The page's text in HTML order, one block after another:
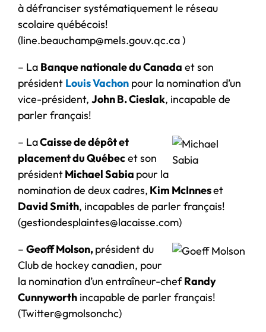
à défranciser systématiquement le réseau
scolaire québécois!
(line.beauchamp@mels.gouv.qc.ca )
– La Banque nationale du Canada et son
président Louis Vachon pour la nomination d’un
vice-président, John B. Cieslak, incapable de
parler français!
– LaCaisse de dépôt et
placement du Québecet son
présidentMichael Sabia pour la
nomination de deux cadres, Kim McInneset
David Smith, incapables de parler français!
(gestiondesplaintes@lacaisse.com)
– Geoff Molson,président du
Club de hockey canadien, pour
la nomination d’un entraîneur-chefRandy
Cunnyworth incapable de parler français!
(Twitter@gmolsonchc)